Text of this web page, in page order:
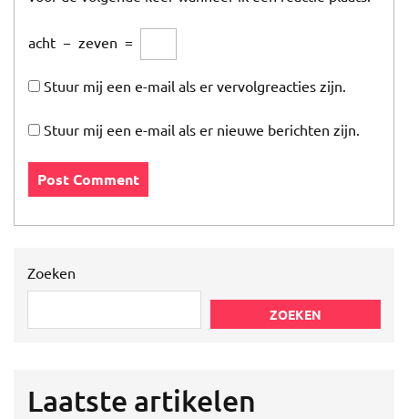
acht − zeven =
Stuur mij een e-mail als er vervolgreacties zijn.
Stuur mij een e-mail als er nieuwe berichten zijn.
Zoeken
ZOEKEN
Laatste artikelen